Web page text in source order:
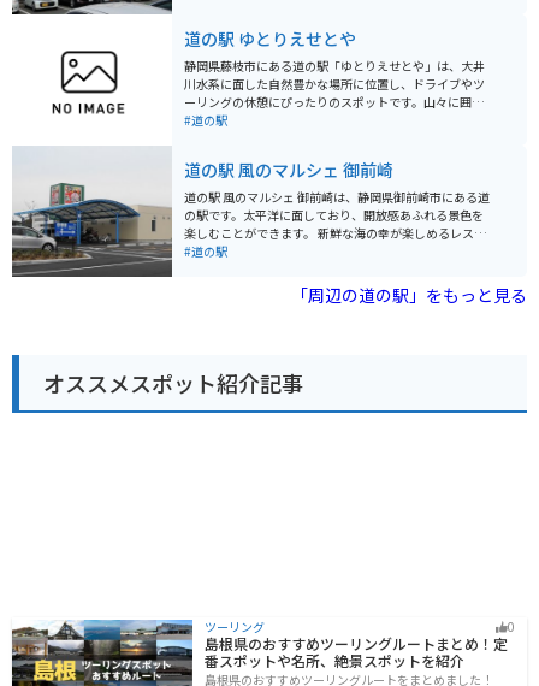
入るお茶の名産地である、静岡県掛川市に位置する道の
駅です。 地元産の農作物はもちろん、本場のお茶やそば
を供する専門ショップなど、掛川ならではのグルメを楽
しむことができます。 ・軽自動車4台、小型車222台、大
型車70台、特大車5台、身体障がい者用6台 ※駐車料金
道の駅 ゆとりえせとや
静岡県藤枝市にある道の駅「ゆとりえせとや」は、大井
川水系に面した自然豊かな場所に位置し、ドライブやツ
ーリングの休憩にぴったりのスポットです。山々に囲ま
れた爽やかな空気の中、ゆったりとした時間を過ごすこ
元の農家さんが丹精込めて育てたお米や、季節ごとの旬
の味覚はおすすめです。お土産選びにも最適です。 ま
た、レストランでは、地元の食材を使った郷土料理や軽
食を楽しむことができます。名物の「お茶そば」は、藤
枝市ならではの風味豊かな一品。ドライブの途中で立ち
用できるのが嬉しいポイントです。ツーリングの休憩場
過ごしたい方にもおすすめです。特に、秋には紅葉が美
しく、絶好のツーリングスポットとなります。 さらに、
道の駅の近くには、瀬戸谷温泉郷があります。旅の疲れ
#道の駅
道の駅 風のマルシェ 御前崎
道の駅 風のマルシェ 御前崎は、静岡県御前崎市にある道
の駅です。太平洋に面しており、開放感あふれる景色を
楽しむことができます。 新鮮な海の幸が楽しめるレスト
ランや、地元の特産品を販売するショップが人気です。
「静岡そだち」を使ったコロッケなどがおすすめです。
また、バイクスタンドも設置されているので、ツーリン
す。
#道の駅
「周辺の道の駅」をもっと見る
オススメスポット紹介記事
ツーリング 0
島根県のおすすめツーリングルートまとめ！定
番スポットや名所、絶景スポットを紹介
島根県のおすすめツーリングルートをまとめました！